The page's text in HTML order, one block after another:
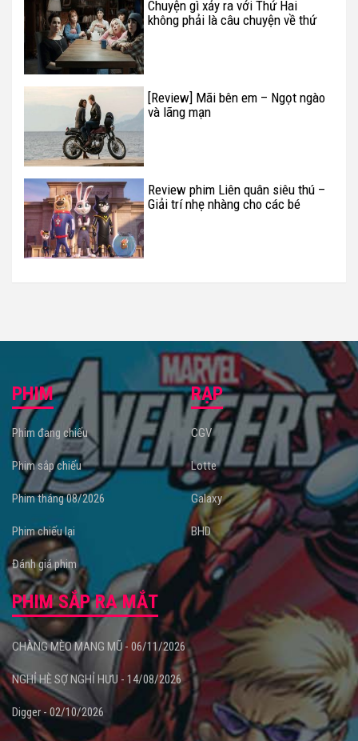
Chuyện gì xảy ra với Thứ Hai
không phải là câu chuyện về thứ
[Review] Mãi bên em – Ngọt ngào
và lãng mạn
Review phim Liên quân siêu thú –
Giải trí nhẹ nhàng cho các bé
PHIM
Phim đang chiếu
Phim sắp chiếu
Phim tháng 08/2026
Phim chiếu lại
Đánh giá phim
RẠP
CGV
Lotte
Galaxy
BHD
PHIM SẮP RA MẮT
CHÀNG MÈO MANG MŨ - 06/11/2026
NGHỈ HÈ SỢ NGHỈ HƯU - 14/08/2026
Digger - 02/10/2026